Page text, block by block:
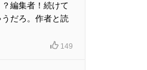
編集者！続けて
だろ。作者と読
149